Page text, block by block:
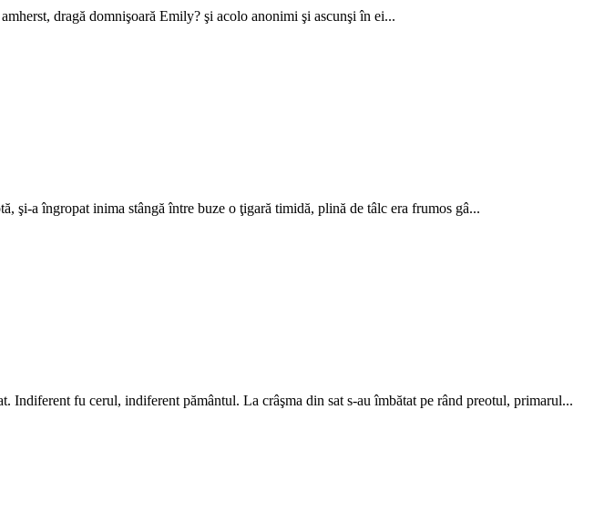
dragă domnişoară Emily? şi acolo anonimi şi ascunşi în ei...
şi-a îngropat inima stângă între buze o ţigară timidă, plină de tâlc era frumos gâ...
fu cerul, indiferent pământul. La crâşma din sat s-au îmbătat pe rând preotul, primarul...